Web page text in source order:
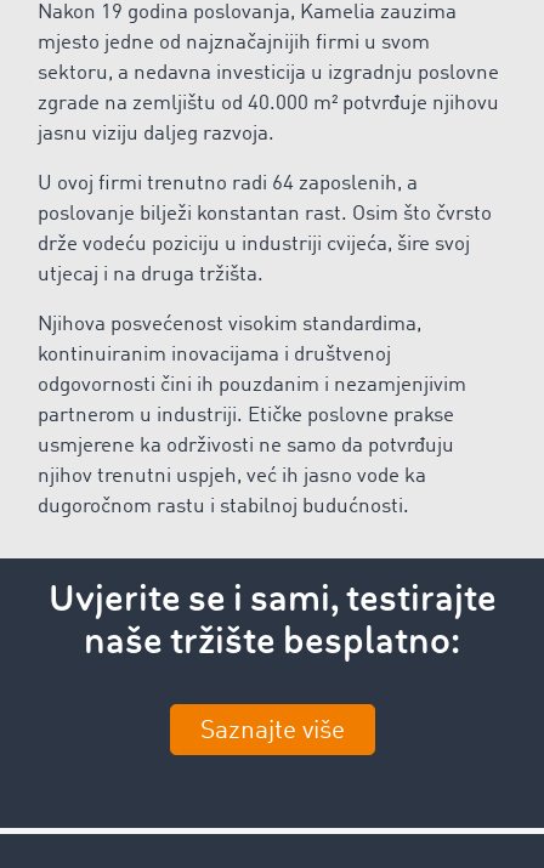
Nakon 19 godina poslovanja, Kamelia zauzima
mjesto jedne od najznačajnijih firmi u svom
sektoru, a nedavna investicija u izgradnju poslovne
zgrade na zemljištu od 40.000 m² potvrđuje njihovu
jasnu viziju daljeg razvoja.
U ovoj firmi trenutno radi 64 zaposlenih, a
poslovanje bilježi konstantan rast. Osim što čvrsto
drže vodeću poziciju u industriji cvijeća, šire svoj
utjecaj i na druga tržišta.
Njihova posvećenost visokim standardima,
kontinuiranim inovacijama i društvenoj
odgovornosti čini ih pouzdanim i nezamjenjivim
partnerom u industriji. Etičke poslovne prakse
usmjerene ka održivosti ne samo da potvrđuju
njihov trenutni uspjeh, već ih jasno vode ka
dugoročnom rastu i stabilnoj budućnosti.
Uvjerite se i sami, testirajte
naše tržište besplatno:
Saznajte više